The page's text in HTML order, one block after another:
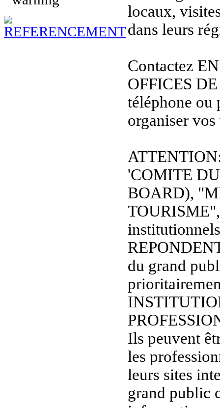
locaux,
dans leurs
Contactez
OFFICES
téléphone ou
organiser
'COMITE
BOARD),
du grand
Ils peuvent
les
leurs sites
grand public